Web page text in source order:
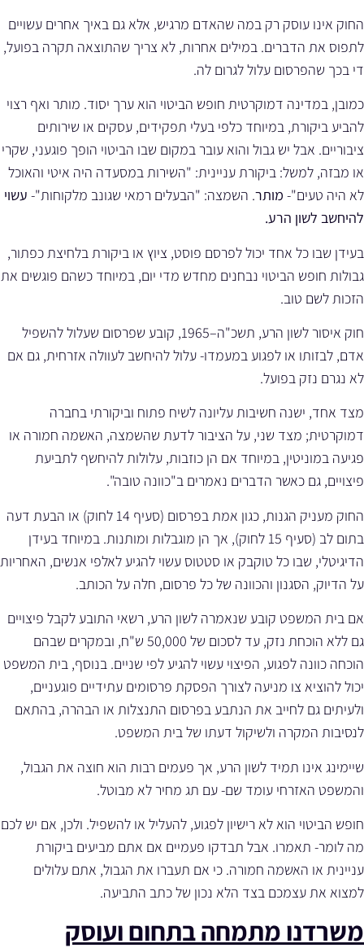
החוק אינו עוסק רק במה שהאדם מרגיש, אלא גם באיך אחרים עשויים
לתפוס את הדברים. במילים אחרות, לא צריך שהתוצאה תקרה בפועל,
די בכך שהפרסום עלול לגרום לה.
כמובן, במדינה דמוקרטית חופש הביטוי הוא ערך יסוד. מותר ואף רצוי
להביע ביקורת, במיוחד כלפי בעלי תפקידים, עסקים או שירותים
ציבוריים. אבל יש גבול והוא עובר במקום שבו הביטוי הופך פוגעני, שקרי
או מבזה, למשל: ביקורת עניינית: "השירות במסעדה היה איטי והאוכל
לא היה טעים"- מותר. השמצה: "הבעלים רמאי שגונב מלקוחות"- עשוי
להיחשב לשון הרע.
בעידן שבו כל אחד יכול לפרסם פוסט, ציוץ או ביקורת בלחיצת כפתור,
גבולות חופש הביטוי נבחנים מחדש מדי יום, במיוחד כשהם פוגשים את
הזכות לשם טוב.
חוק איסור לשון הרע, תשכ"ה–1965, קובע שפרסום שעלול להשפיל
אדם, לבזותו או לפגוע במעמדו- עלול להיחשב לעוולה אזרחית, גם אם
לא נגרם נזק בפועל.
מצד אחד, ישנה חשיבות עליונה לשיח פתוח וביקורתי בחברה
דמוקרטית; מצד שני, על הציבור לדעת שהשמצה, האשמה חמורה או
פגיעה במוניטין, במיוחד אם הן כוזבות, עלולות להיחשף לתביעת
פיצויים, גם כאשר הדברים נאמרים ב"כוונה טובה".
החוק מעניק הגנות, כגון אמת בפרסום (סעיף 14 לחוק) או הבעת דעה
בתום לב (סעיף 15 לחוק), אך הן מוגבלות ומותנות. במיוחד בעידן
הדיגיטלי, שבו כל טוקבק או סטטוס עשוי להגיע לאלפי אנשים, האחריות
על הדיוק, הסגנון והכוונה של כל פרסום, חלה על הכותב.
אם בית המשפט קובע שנאמרה לשון הרע, רשאי התובע לקבל פיצויים
גם ללא הוכחת נזק, עד לסכום של 50,000 ש"ח, ובמקרים שבהם
הוכחה כוונה לפגוע, הפיצוי עשוי להגיע לפי שניים. בנוסף, בית המשפט
יכול להוציא צו מניעה לצורך הפסקת פרסומים עתידיים פוגעניים,
ולעיתים גם לחייב את הנתבע בפרסום התנצלות או הבהרה, בהתאם
לנסיבות המקרה ולשיקול דעתו של בית המשפט.
שיימינג אינו תמיד לשון הרע, אך פעמים רבות הוא חוצה את הגבול,
והמשפט האזרחי עומד שם- עם תג מחיר לא מבוטל.
חופש הביטוי הוא לא רישיון לפגוע, להעליל או להשפיל. ולכן, אם יש לכם
מה לומר- תאמרו. אבל תבדקו פעמיים אם אתם מביעים ביקורת
עניינית או האשמה חמורה. כי אם תעברו את הגבול, אתם עלולים
למצוא את עצמכם בצד הלא נכון של כתב התביעה.
משרדנו מתמחה בתחום ועוסק